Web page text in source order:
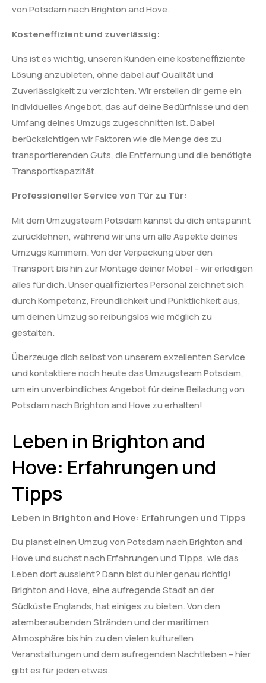
von Potsdam nach Brighton and Hove.
Kosteneffizient und zuverlässig:
Uns ist es wichtig, unseren Kunden eine kosteneffiziente
Lösung anzubieten, ohne dabei auf Qualität und
Zuverlässigkeit zu verzichten. Wir erstellen dir gerne ein
individuelles Angebot, das auf deine Bedürfnisse und den
Umfang deines Umzugs zugeschnitten ist. Dabei
berücksichtigen wir Faktoren wie die Menge des zu
transportierenden Guts, die Entfernung und die benötigte
Transportkapazität.
Professioneller Service von Tür zu Tür:
Mit dem Umzugsteam Potsdam kannst du dich entspannt
zurücklehnen, während wir uns um alle Aspekte deines
Umzugs kümmern. Von der Verpackung über den
Transport bis hin zur Montage deiner Möbel – wir erledigen
alles für dich. Unser qualifiziertes Personal zeichnet sich
durch Kompetenz, Freundlichkeit und Pünktlichkeit aus,
um deinen Umzug so reibungslos wie möglich zu
gestalten.
Überzeuge dich selbst von unserem exzellenten Service
und kontaktiere noch heute das Umzugsteam Potsdam,
um ein unverbindliches Angebot für deine Beiladung von
Potsdam nach Brighton and Hove zu erhalten!
Leben in Brighton and
Hove: Erfahrungen und
Tipps
Leben in Brighton and Hove: Erfahrungen und Tipps
Du planst einen Umzug von Potsdam nach Brighton and
Hove und suchst nach Erfahrungen und Tipps, wie das
Leben dort aussieht? Dann bist du hier genau richtig!
Brighton and Hove, eine aufregende Stadt an der
Südküste Englands, hat einiges zu bieten. Von den
atemberaubenden Stränden und der maritimen
Atmosphäre bis hin zu den vielen kulturellen
Veranstaltungen und dem aufregenden Nachtleben – hier
gibt es für jeden etwas.